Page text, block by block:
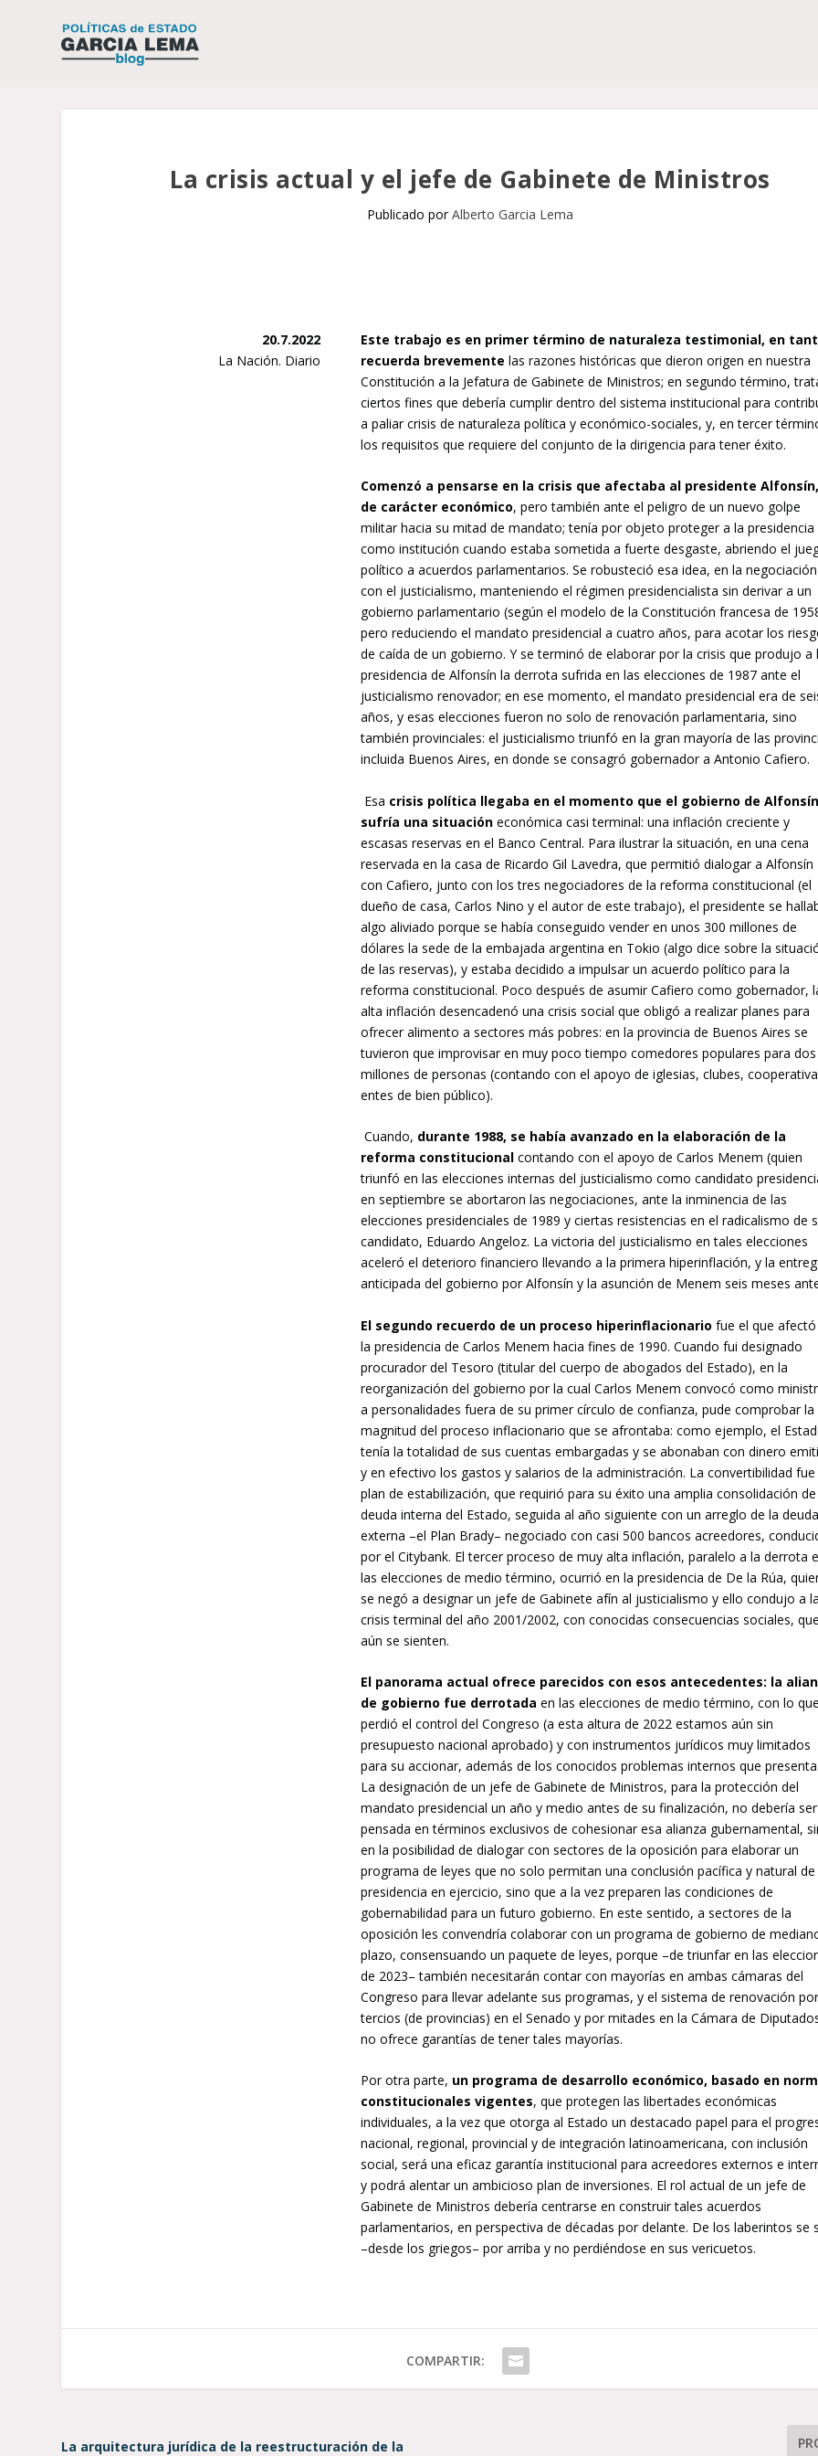
La crisis actual y el jefe de Gabinete de Ministros
Publicado porAlberto Garcia Lema
20.7.2022
La Nación. Diario
Este trabajo es en primer término de naturaleza testimonial, en
recuerda brevemente las razones históricas que dieron origen en nuestra
Constitución a la Jefatura de Gabinete de Ministros; en segundo término,
ciertos fines que debería cumplir dentro del sistema institucional para
a paliar crisis de naturaleza política y económico-sociales, y, en tercer
los requisitos que requiere del conjunto de la dirigencia para tener éxito.
Comenzó a pensarse en la crisis que afectaba al presidente Alfonsín,
de carácter económico, pero también ante el peligro de un nuevo golpe
militar hacia su mitad de mandato; tenía por objeto proteger a la presidencia
como institución cuando estaba sometida a fuerte desgaste, abriendo el
político a acuerdos parlamentarios. Se robusteció esa idea, en la negociación
con el justicialismo, manteniendo el régimen presidencialista sin derivar a un
gobierno parlamentario (según el modelo de la Constitución francesa de
pero reduciendo el mandato presidencial a cuatro años, para acotar los
de caída de un gobierno. Y se terminó de elaborar por la crisis que produjo a
presidencia de Alfonsín la derrota sufrida en las elecciones de 1987 ante el
justicialismo renovador; en ese momento, el mandato presidencial era de
años, y esas elecciones fueron no solo de renovación parlamentaria, sino
también provinciales: el justicialismo triunfó en la gran mayoría de las
incluida Buenos Aires, en donde se consagró gobernador a Antonio Cafiero.
Esa crisis política llegaba en el momento que el gobierno de Alfonsín
sufría una situacióneconómica casi terminal: una inflación creciente y
escasas reservas en el Banco Central. Para ilustrar la situación, en una cena
reservada en la casa de Ricardo Gil Lavedra, que permitió dialogar a Alfonsín
con Cafiero, junto con los tres negociadores de la reforma constitucional (el
dueño de casa, Carlos Nino y el autor de este trabajo), el presidente se
algo aliviado porque se había conseguido vender en unos 300 millones de
dólares la sede de la embajada argentina en Tokio (algo dice sobre la
de las reservas), y estaba decidido a impulsar un acuerdo político para la
reforma constitucional. Poco después de asumir Cafiero como gobernador,
alta inflación desencadenó una crisis social que obligó a realizar planes para
ofrecer alimento a sectores más pobres: en la provincia de Buenos Aires se
tuvieron que improvisar en muy poco tiempo comedores populares para dos
millones de personas (contando con el apoyo de iglesias, clubes,
entes de bien público).
Cuando, durante 1988, se había avanzado en la elaboración de la
reforma constitucional contando con el apoyo de Carlos Menem (quien
triunfó en las elecciones internas del justicialismo como candidato
en septiembre se abortaron las negociaciones, ante la inminencia de las
elecciones presidenciales de 1989 y ciertas resistencias en el radicalismo de
candidato, Eduardo Angeloz. La victoria del justicialismo en tales elecciones
aceleró el deterioro financiero llevando a la primera hiperinflación, y la
anticipada del gobierno por Alfonsín y la asunción de Menem seis meses
El segundo recuerdo de un proceso hiperinflacionariofue el que afectó
la presidencia de Carlos Menem hacia fines de 1990. Cuando fui designado
procurador del Tesoro (titular del cuerpo de abogados del Estado), en la
reorganización del gobierno por la cual Carlos Menem convocó como
a personalidades fuera de su primer círculo de confianza, pude comprobar la
magnitud del proceso inflacionario que se afrontaba: como ejemplo, el
tenía la totalidad de sus cuentas embargadas y se abonaban con dinero
y en efectivo los gastos y salarios de la administración. La convertibilidad fue
plan de estabilización, que requirió para su éxito una amplia consolidación de
deuda interna del Estado, seguida al año siguiente con un arreglo de la deuda
externa –el Plan Brady– negociado con casi 500 bancos acreedores,
por el Citybank. El tercer proceso de muy alta inflación, paralelo a la derrota
las elecciones de medio término, ocurrió en la presidencia de De la Rúa,
se negó a designar un jefe de Gabinete afín al justicialismo y ello condujo a la
crisis terminal del año 2001/2002, con conocidas consecuencias sociales, que
aún se sienten.
El panorama actual ofrece parecidos con esos antecedentes: la
de gobierno fue derrotada en las elecciones de medio término, con lo que
perdió el control del Congreso (a esta altura de 2022 estamos aún sin
presupuesto nacional aprobado) y con instrumentos jurídicos muy limitados
para su accionar, además de los conocidos problemas internos que presenta.
La designación de un jefe de Gabinete de Ministros, para la protección del
mandato presidencial un año y medio antes de su finalización, no debería ser
pensada en términos exclusivos de cohesionar esa alianza gubernamental,
en la posibilidad de dialogar con sectores de la oposición para elaborar un
programa de leyes que no solo permitan una conclusión pacífica y natural de
presidencia en ejercicio, sino que a la vez preparen las condiciones de
gobernabilidad para un futuro gobierno. En este sentido, a sectores de la
oposición les convendría colaborar con un programa de gobierno de
plazo, consensuando un paquete de leyes, porque –de triunfar en las
de 2023– también necesitarán contar con mayorías en ambas cámaras del
Congreso para llevar adelante sus programas, y el sistema de renovación
tercios (de provincias) en el Senado y por mitades en la Cámara de
no ofrece garantías de tener tales mayorías.
Por otra parte, un programa de desarrollo económico, basado en
constitucionales vigentes, que protegen las libertades económicas
individuales, a la vez que otorga al Estado un destacado papel para el
nacional, regional, provincial y de integración latinoamericana, con inclusión
social, será una eficaz garantía institucional para acreedores externos e
y podrá alentar un ambicioso plan de inversiones. El rol actual de un jefe de
Gabinete de Ministros debería centrarse en construir tales acuerdos
parlamentarios, en perspectiva de décadas por delante. De los laberintos se
–desde los griegos– por arriba y no perdiéndose en sus vericuetos.
COMPARTIR:
La arquitectura jurídica de la reestructuración de la